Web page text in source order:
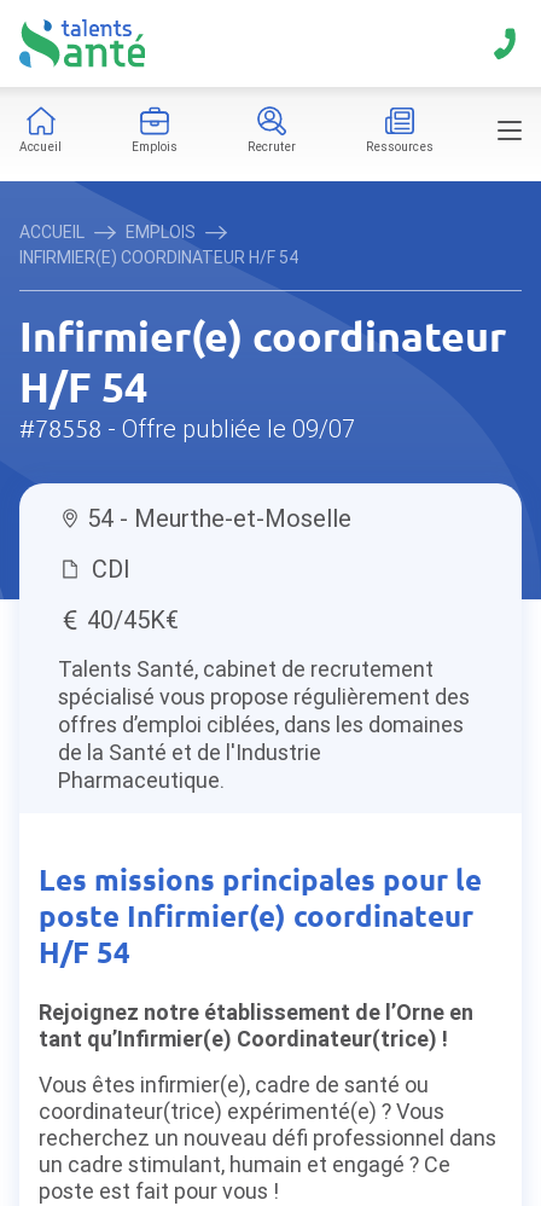
Accueil Emplois Recruter Ressources
ACCUEIL
EMPLOIS
INFIRMIER(E) COORDINATEUR H/F 54
Infirmier(e) coordinateur
H/F 54
#78558 - Offre publiée le 09/07
54 - Meurthe-et-Moselle
CDI
40/45K€
Talents Santé, cabinet de recrutement
spécialisé vous propose régulièrement des
offres d’emploi ciblées, dans les domaines
de la Santé et de l'Industrie
Pharmaceutique.
Les missions principales pour le
poste Infirmier(e) coordinateur
H/F 54
Rejoignez notre établissement de l’Orne en
tant qu’Infirmier(e) Coordinateur(trice) !
Vous êtes infirmier(e), cadre de santé ou
coordinateur(trice) expérimenté(e) ? Vous
recherchez un nouveau défi professionnel dans
un cadre stimulant, humain et engagé ? Ce
poste est fait pour vous !